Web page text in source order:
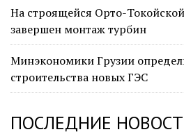
На строящейся Орто-
завершен монтаж турбин
Минэкономики Грузии
строительства новых ГЭС
ПОСЛЕДНИЕ